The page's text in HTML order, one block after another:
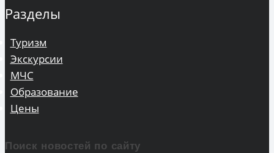
Разделы
Туризм
Экскурсии
МЧС
Образование
Цены
Поиск новостей по сайту